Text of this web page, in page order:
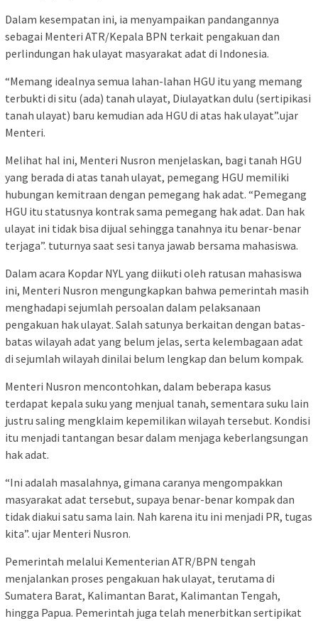
Dalam kesempatan ini, ia menyampaikan pandangannya
sebagai Menteri ATR/Kepala BPN terkait pengakuan dan
perlindungan hak ulayat masyarakat adat di Indonesia.
“Memang idealnya semua lahan-lahan HGU itu yang memang
terbukti di situ (ada) tanah ulayat, Diulayatkan dulu (sertipikasi
tanah ulayat) baru kemudian ada HGU di atas hak ulayat”.ujar
Menteri.
Melihat hal ini, Menteri Nusron menjelaskan, bagi tanah HGU
yang berada di atas tanah ulayat, pemegang HGU memiliki
hubungan kemitraan dengan pemegang hak adat. “Pemegang
HGU itu statusnya kontrak sama pemegang hak adat. Dan hak
ulayat ini tidak bisa dijual sehingga tanahnya itu benar-benar
terjaga”. tuturnya saat sesi tanya jawab bersama mahasiswa.
Dalam acara Kopdar NYL yang diikuti oleh ratusan mahasiswa
ini, Menteri Nusron mengungkapkan bahwa pemerintah masih
menghadapi sejumlah persoalan dalam pelaksanaan
pengakuan hak ulayat. Salah satunya berkaitan dengan batas-
batas wilayah adat yang belum jelas, serta kelembagaan adat
di sejumlah wilayah dinilai belum lengkap dan belum kompak.
Menteri Nusron mencontohkan, dalam beberapa kasus
terdapat kepala suku yang menjual tanah, sementara suku lain
justru saling mengklaim kepemilikan wilayah tersebut. Kondisi
itu menjadi tantangan besar dalam menjaga keberlangsungan
hak adat.
“Ini adalah masalahnya, gimana caranya mengompakkan
masyarakat adat tersebut, supaya benar-benar kompak dan
tidak diakui satu sama lain. Nah karena itu ini menjadi PR, tugas
kita”. ujar Menteri Nusron.
Pemerintah melalui Kementerian ATR/BPN tengah
menjalankan proses pengakuan hak ulayat, terutama di
Sumatera Barat, Kalimantan Barat, Kalimantan Tengah,
hingga Papua. Pemerintah juga telah menerbitkan sertipikat